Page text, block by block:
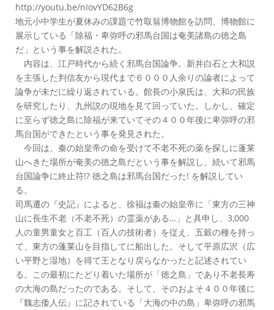
http://youtu.be/nIovYD62B6g
地元小中学生が夏休みの課題で竹取翁博物館を訪問、博物館に
展示している「除福・卑弥呼の邪馬台国は奄美諸島の徳之島
だ」という事を解説された。
内容は、江戸時代から続く邪馬台国論争。新井白石と大和説
を主張した判信友から現代まで６０００人余りの論者によって
論争が未だに繰り返されている。館長の小泉氏は、大和の民族
を研究したり、九州説の現地を見て回っていた。しかし、確定
に至らず徳之島に除福が来ていてその４００年後に卑弥呼の邪
馬台国ができたという事を発見された。
今回は、秦の始皇帝の命を受けて不老不死の薬を探しに蓬莱
山へきた場所が奄美の徳之島だという事を解説し、続いて邪馬
台国論争に終止符!? 徳之島は邪馬台国だった! を解説してい
る。
司馬遷の『史記』によると、徐福は秦の始皇帝に「東方の三神
山に長生不老（不老不死）の霊薬がある…」と具申し、3,000
人の童男童女と百工（百人の技術者）を従え、五穀の種を持っ
て、東方の蓬莱山を目指してに船出した。そして平原広沢（広
い平野と湿地）を得て王となり戻らなかったと記述されてい
る。この最初にたどり着いた場所が「徳之島」であり不老長寿
の大海の島だったのである。そして、そのおよそ４００年後に
『魏志倭人伝』に記されている「大海の中の島」卑弥呼の邪馬